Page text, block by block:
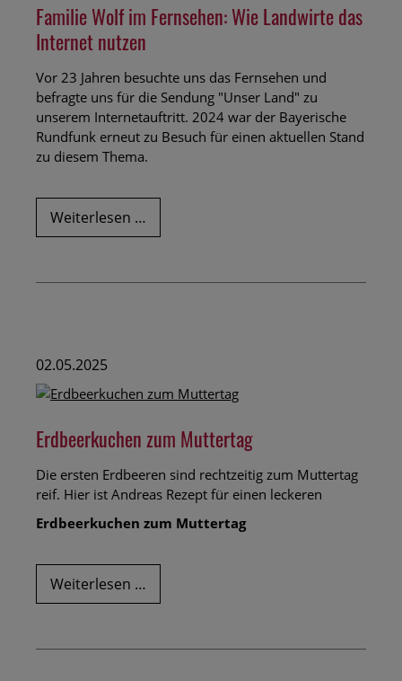
Familie Wolf im Fernsehen: Wie Landwirte das
Internet nutzen
Vor 23 Jahren besuchte uns das Fernsehen und
befragte uns für die Sendung "Unser Land" zu
unserem Internetauftritt. 2024 war der Bayerische
Rundfunk erneut zu Besuch für einen aktuellen Stand
zu diesem Thema.
Weiterlesen …
Wolf
02.05.2025
Erdbeerkuchen zum Muttertag
Die ersten Erdbeeren sind rechtzeitig zum Muttertag
reif. Hier ist Andreas Rezept für einen leckeren
Erdbeerkuchen zum Muttertag
Weiterlesen …
zum